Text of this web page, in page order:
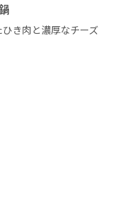
き肉と濃厚なチーズ